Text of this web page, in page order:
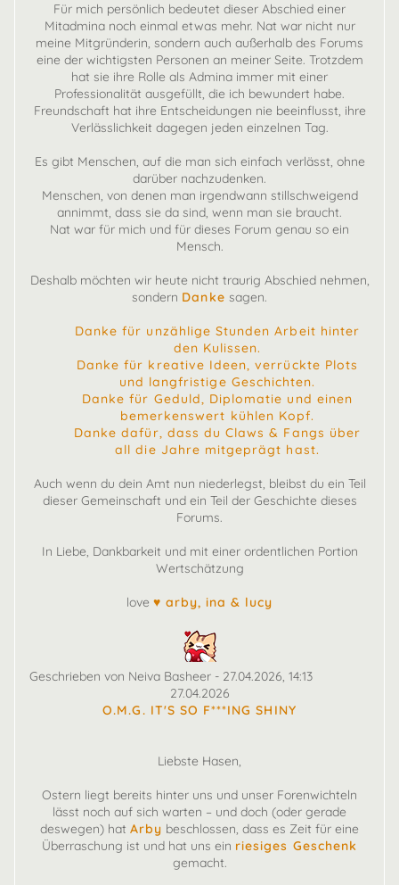
Für mich persönlich bedeutet dieser Abschied einer
Mitadmina noch einmal etwas mehr. Nat war nicht nur
meine Mitgründerin, sondern auch außerhalb des Forums
eine der wichtigsten Personen an meiner Seite. Trotzdem
hat sie ihre Rolle als Admina immer mit einer
Professionalität ausgefüllt, die ich bewundert habe.
Freundschaft hat ihre Entscheidungen nie beeinflusst, ihre
Verlässlichkeit dagegen jeden einzelnen Tag.
Es gibt Menschen, auf die man sich einfach verlässt, ohne
darüber nachzudenken.
Menschen, von denen man irgendwann stillschweigend
annimmt, dass sie da sind, wenn man sie braucht.
Nat war für mich und für dieses Forum genau so ein
Mensch.
Deshalb möchten wir heute nicht traurig Abschied nehmen,
sondern Danke sagen.
Danke für unzählige Stunden Arbeit hinter
den Kulissen.
Danke für kreative Ideen, verrückte Plots
und langfristige Geschichten.
Danke für Geduld, Diplomatie und einen
bemerkenswert kühlen Kopf.
Danke dafür, dass du Claws & Fangs über
all die Jahre mitgeprägt hast.
Auch wenn du dein Amt nun niederlegst, bleibst du ein Teil
dieser Gemeinschaft und ein Teil der Geschichte dieses
Forums.
In Liebe, Dankbarkeit und mit einer ordentlichen Portion
Wertschätzung
love ♥ arby, ina & lucy
Geschrieben von Neiva Basheer - 27.04.2026, 14:13
27.04.2026
O.M.G. IT'S SO F***ING SHINY
Liebste Hasen,
Ostern liegt bereits hinter uns und unser Forenwichteln
lässt noch auf sich warten – und doch (oder gerade
deswegen) hat Arby beschlossen, dass es Zeit für eine
Überraschung ist und hat uns ein riesiges Geschenk
gemacht.